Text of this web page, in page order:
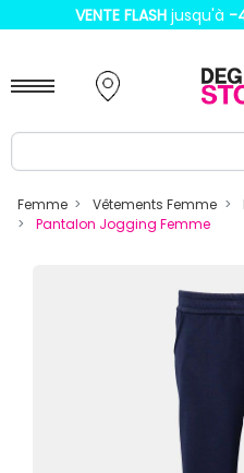
VENTE FLASH jusqu'à -
Femme Vêtements Femme
Pantalon Jogging Femme